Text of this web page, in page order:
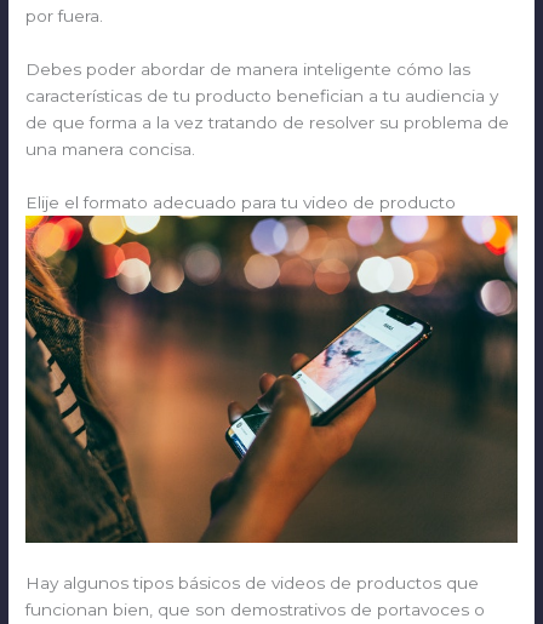
por fuera.
Debes poder abordar de manera inteligente cómo las
características de tu producto benefician a tu audiencia y
de que forma a la vez tratando de resolver su problema de
una manera concisa.
Elije el formato adecuado para tu video de producto
Hay algunos tipos básicos de videos de productos que
funcionan bien, que son demostrativos de portavoces o